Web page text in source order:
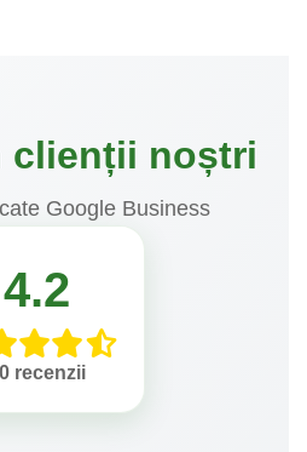
clienții noștri
Google Business
4.2
recenzii